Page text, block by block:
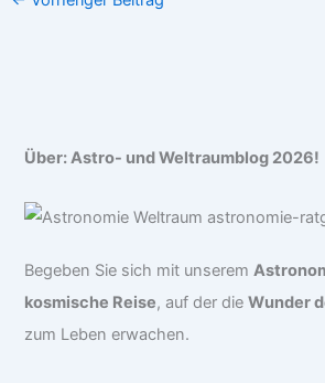
Über: Astro- und Weltraumblog 2026!
Begeben Sie sich mit unserem
kosmische Reise, auf der dieWunder
zum Leben erwachen.